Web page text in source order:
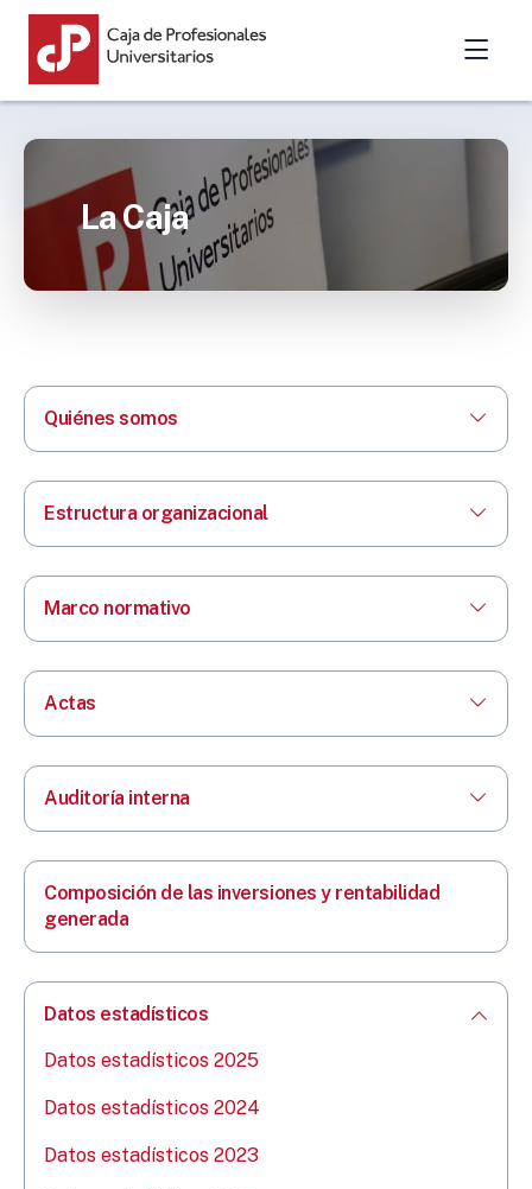
La Caja
Quiénes somos
Estructura organizacional
Marco normativo
Actas
Auditoría interna
Composición de las inversiones y rentabilidad
generada
Datos estadísticos
Datos estadísticos 2025
Datos estadísticos 2024
Datos estadísticos 2023